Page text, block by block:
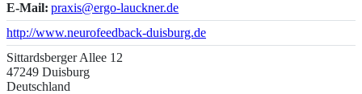
E-Mail: praxis@ergo-lauckner.de
http://www.neurofeedback-duisburg.de
Sittardsberger Allee 12
47249 Duisburg
Deutschland